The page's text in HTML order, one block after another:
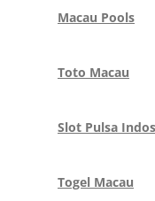
Macau Pools
Toto Macau
Slot Pulsa
Togel Macau